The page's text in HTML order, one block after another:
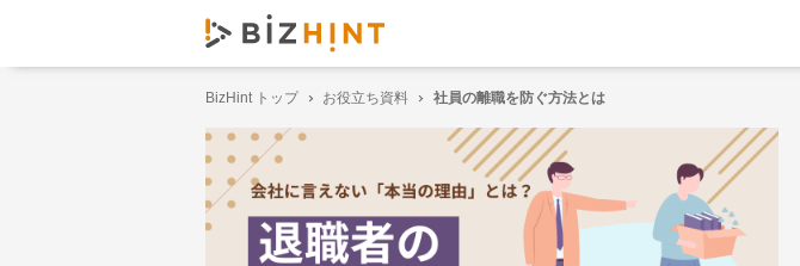
BizHint トップ お役立ち資料 社員の離職を防ぐ方法とは